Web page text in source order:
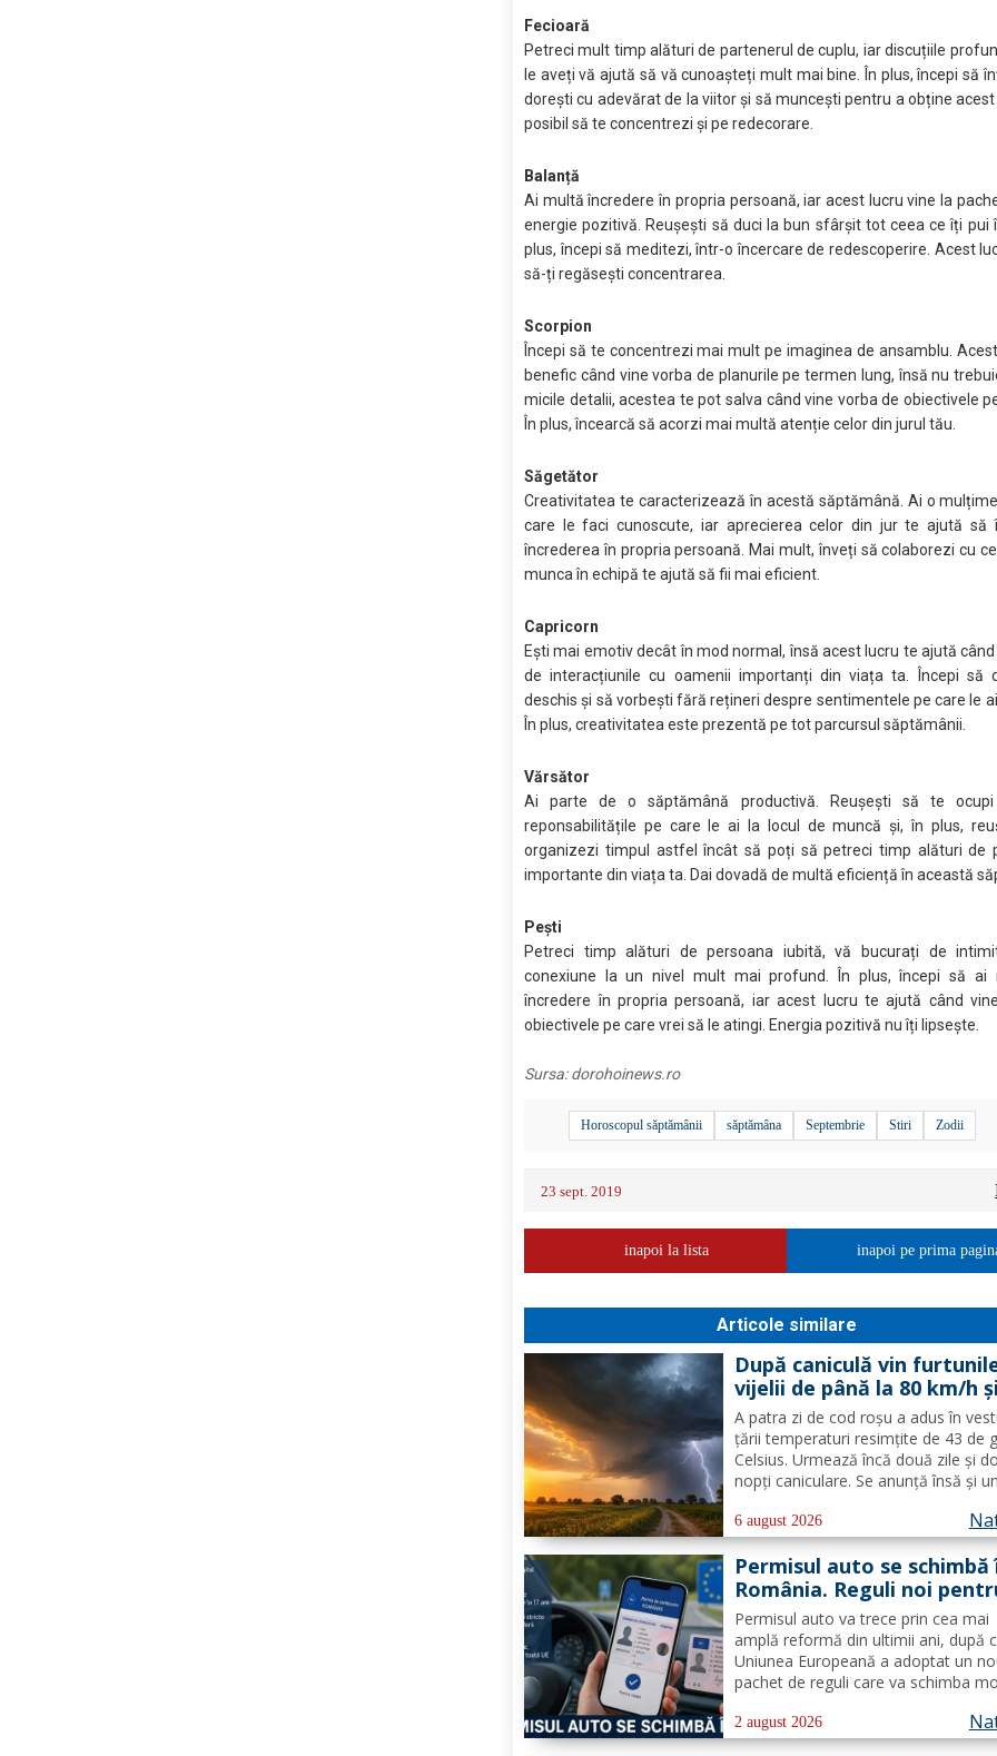
Fecioară
Petreci mult timp alături de partenerul de cuplu, iar discuțiile
le aveți vă ajută să vă cunoașteți mult mai bine. În plus, începi să
dorești cu adevărat de la viitor și să muncești pentru a obține acest
posibil să te concentrezi și pe redecorare.
Balanță
Ai multă încredere în propria persoană, iar acest lucru vine la
energie pozitivă. Reușești să duci la bun sfârșit tot ceea ce îți pui
plus, începi să meditezi, într-o încercare de redescoperire. Acest
să-ți regăsești concentrarea.
Scorpion
Începi să te concentrezi mai mult pe imaginea de ansamblu.
benefic când vine vorba de planurile pe termen lung, însă nu
micile detalii, acestea te pot salva când vine vorba de obiectivele
În plus, încearcă să acorzi mai multă atenție celor din jurul tău.
Săgetător
Creativitatea te caracterizează în acestă săptămână. Ai o
care le faci cunoscute, iar aprecierea celor din jur te ajută să
încrederea în propria persoană. Mai mult, înveți să colaborezi cu
munca în echipă te ajută să fii mai eficient.
Capricorn
Ești mai emotiv decât în mod normal, însă acest lucru te ajută
de interacțiunile cu oamenii importanți din viața ta. Începi să
deschis și să vorbești fără rețineri despre sentimentele pe care le
În plus, creativitatea este prezentă pe tot parcursul săptămânii.
Vărsător
Ai parte de o săptămână productivă. Reușești să te
reponsabilitățile pe care le ai la locul de muncă și, în plus,
organizezi timpul astfel încât să poți să petreci timp alături de
importante din viața ta. Dai dovadă de multă eficiență în această
Pești
Petreci timp alături de persoana iubită, vă bucurați de
conexiune la un nivel mult mai profund. În plus, începi să ai
încredere în propria persoană, iar acest lucru te ajută când
obiectivele pe care vrei să le atingi. Energia pozitivă nu îți lipsește.
Sursa:dorohoinews.ro
Horoscopul săptămânii săptămâna Septembrie Stiri Zodii
23 sept. 2019
inapoi la lista inapoi pe prima
Articole similare
După caniculă vin
vijelii de până la 80 km/h și
ploi puternice în mai
zone
A patra zi de cod roşu a adus în
ţării temperaturi resimţite de 43 de
Celsius. Urmează încă două zile şi
nopţi caniculare. Se anunţă însă şi un
extreme vor fi în vigoare în acelaşi
mare parte din ţară: un cod de
unul de...
6 august 2026
Permisul auto se schimbă
România. Reguli noi
milioane de conducători
Permisul auto va trece prin cea mai
amplă reformă din ultimii ani, după
Uniunea Europeană a adoptat un
pachet de reguli care va schimba
documentului. România va trebui să
transpună noile prevederi în
2 august 2026